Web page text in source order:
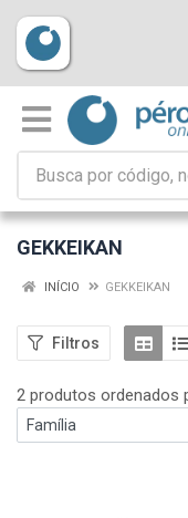
GEKKEIKAN
INÍCIO GEKKEIKAN
Filtros
2 produtos ordenados